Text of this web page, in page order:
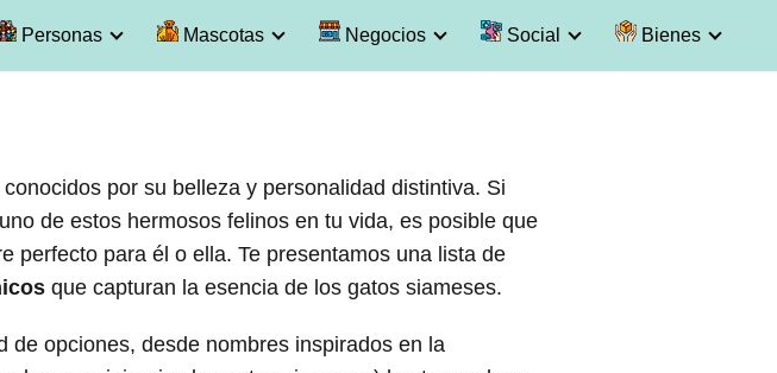
Personas Mascotas Negocios Social Bienes
conocidos por su belleza y personalidad distintiva. Si
de estos hermosos felinos en tu vida, es posible que
perfecto para él o ella. Te presentamos una lista de
que capturan la esencia de los gatos siameses.
de opciones, desde nombres inspirados en la